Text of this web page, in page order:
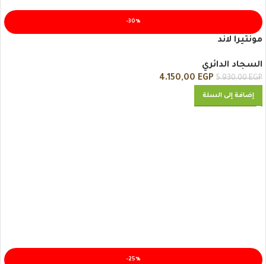
-30%
مونتيرا لاند
السجاد الدائري
5.930,00EGP
4.150,00 EGP
إضافة إلى السلة
-25%